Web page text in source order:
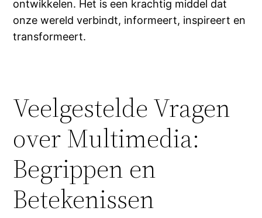
ontwikkelen. Het is een krachtig middel dat
onze wereld verbindt, informeert, inspireert en
transformeert.
Veelgestelde Vragen
over Multimedia:
Begrippen en
Betekenissen